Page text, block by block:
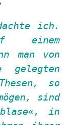
ich.
man von
gelegten
so
sind
, in